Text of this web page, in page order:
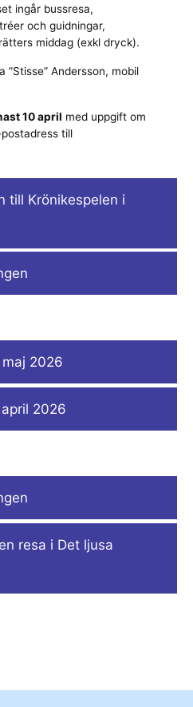
ingår bussresa,
och guidningar,
middag (exkl dryck).
Andersson, mobil
10 april med uppgift om
till
till Krönikespelen i
2026
2026
resa i Det ljusa